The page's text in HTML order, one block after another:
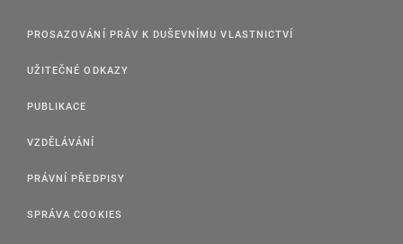
PROSAZOVÁNÍ PRÁV K DUŠEVNÍMU VLASTNICTVÍ
UŽITEČNÉ ODKAZY
PUBLIKACE
VZDĚLÁVÁNÍ
PRÁVNÍ PŘEDPISY
SPRÁVA COOKIES